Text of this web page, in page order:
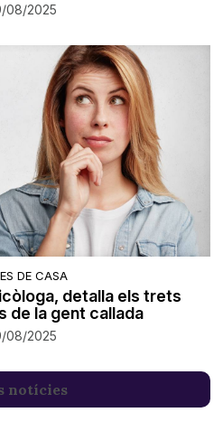
08/2025
DE CASA
detalla els trets
de la gent callada
08/2025
notícies